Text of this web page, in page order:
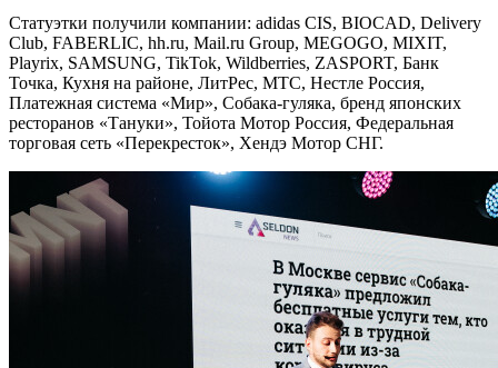
Статуэтки получили компании: adidas CIS, BIOCAD, Delivery
Club, FABERLIC, hh.ru, Mail.ru Group, MEGOGO, MIXIT,
Playrix, SAMSUNG, TikTok, Wildberries, ZASPORT, Банк
Точка, Кухня на районе, ЛитРес, МТС, Нестле Россия,
Платежная система «Мир», Собака-гуляка, бренд японских
ресторанов «Тануки», Тойота Мотор Россия, Федеральная
торговая сеть «Перекресток», Хендэ Мотор СНГ.